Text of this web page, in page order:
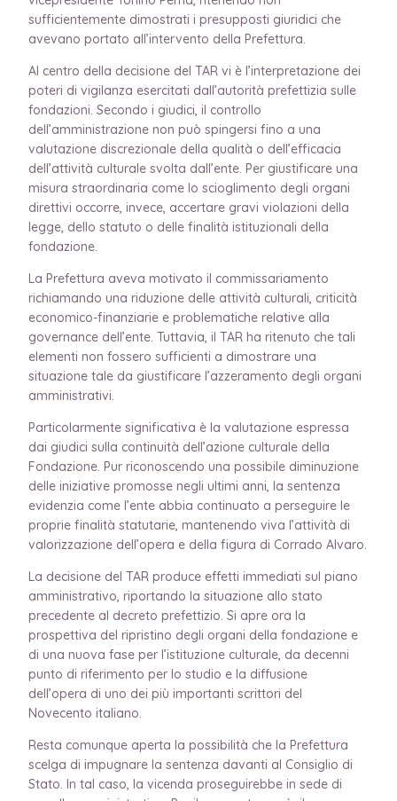
sufficientemente dimostrati i presupposti giuridici che
avevano portato all’intervento della Prefettura.
Al centro della decisione del TAR vi è l’interpretazione dei
poteri di vigilanza esercitati dall’autorità prefettizia sulle
fondazioni. Secondo i giudici, il controllo
dell’amministrazione non può spingersi fino a una
valutazione discrezionale della qualità o dell’efficacia
dell’attività culturale svolta dall’ente. Per giustificare una
misura straordinaria come lo scioglimento degli organi
direttivi occorre, invece, accertare gravi violazioni della
legge, dello statuto o delle finalità istituzionali della
fondazione.
La Prefettura aveva motivato il commissariamento
richiamando una riduzione delle attività culturali, criticità
economico-finanziarie e problematiche relative alla
governance dell’ente. Tuttavia, il TAR ha ritenuto che tali
elementi non fossero sufficienti a dimostrare una
situazione tale da giustificare l’azzeramento degli organi
amministrativi.
Particolarmente significativa è la valutazione espressa
dai giudici sulla continuità dell’azione culturale della
Fondazione. Pur riconoscendo una possibile diminuzione
delle iniziative promosse negli ultimi anni, la sentenza
evidenzia come l’ente abbia continuato a perseguire le
proprie finalità statutarie, mantenendo viva l’attività di
valorizzazione dell’opera e della figura di Corrado Alvaro.
La decisione del TAR produce effetti immediati sul piano
amministrativo, riportando la situazione allo stato
precedente al decreto prefettizio. Si apre ora la
prospettiva del ripristino degli organi della fondazione e
di una nuova fase per l’istituzione culturale, da decenni
punto di riferimento per lo studio e la diffusione
dell’opera di uno dei più importanti scrittori del
Novecento italiano.
Resta comunque aperta la possibilità che la Prefettura
scelga di impugnare la sentenza davanti al Consiglio di
Stato. In tal caso, la vicenda proseguirebbe in sede di